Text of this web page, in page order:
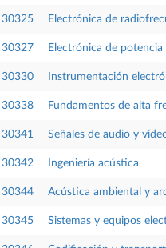
30325 Electrónica de
30327 Electrónica de potencia
30330 Instrumentación
30338 Fundamentos de alta
30341 Señales de audio y
30342 Ingeniería acústica
30344 Acústica ambiental y
30345 Sistemas y equipos